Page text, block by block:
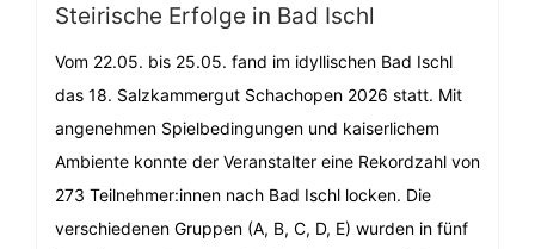
Steirische Erfolge in Bad Ischl
Vom 22.05. bis 25.05. fand im idyllischen Bad Ischl
das 18. Salzkammergut Schachopen 2026 statt. Mit
angenehmen Spielbedingungen und kaiserlichem
Ambiente konnte der Veranstalter eine Rekordzahl von
273 Teilnehmer:innen nach Bad Ischl locken. Die
verschiedenen Gruppen (A, B, C, D, E) wurden in fünf